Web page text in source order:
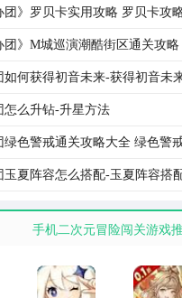
团》罗贝卡实用攻略 罗贝卡攻
团》M城巡演潮酷街区通关攻略
如何获得初音未来-获得初音未
怎么升钻-升星方法
绿色警戒通关攻略大全 绿色警
玉夏阵容怎么搭配-玉夏阵容搭
手机二次元冒险闯关游戏